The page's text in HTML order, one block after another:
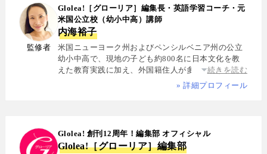
監修者
Glolea!［グローリア］編集長・英語学習コーチ・元
米国公立校（幼小中高）講師
内海裕子
米国ニューヨーク州およびペンシルベニア州の公立
幼小中高で、現地の子ども約800名に日本文化を教
えた教育実践に加え、外国籍住人が多数を占める多
国籍シェアハウスで約5年間生活し、リアルな多文化
スペイン語・中国語・日本語の4言語を駆使し、世界
中の女性や母親と対話・取材を継続. 親子留学、バイ
続きを読む
» 詳細プロフィール
Glolea! 創刊12周年！編集部 オフィシャル
Glolea!［グローリア］編集部